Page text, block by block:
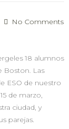
No Comments
18 alumnos
Boston. Las
ESO de nuestro
de marzo,
ciudad, y
parejas.